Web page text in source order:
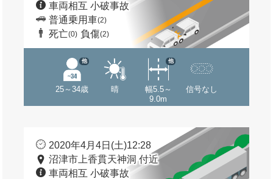
車両相互 小破事故
普通乗用車(2)
死亡(0) 負傷(2)
25～34歳
他
晴
幅5.5～
9.0m
他
信号なし
2020年4月4日(土)12:28
沼津市上香貫天神洞 付近
車両相互 小破事故